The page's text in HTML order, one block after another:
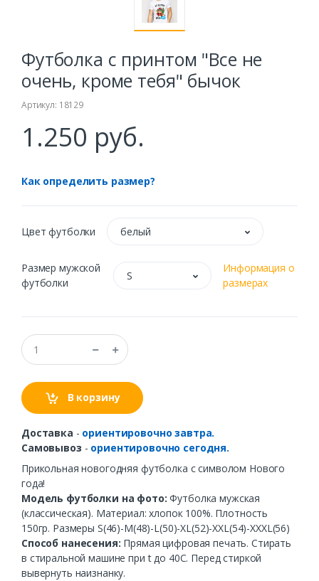
Футболка с принтом "Все не
очень, кроме тебя" бычок
Артикул: 18129
1.250 руб.
Как определить размер?
Цвет футболки белый
Размер мужской
футболки
S
Информация о
размерах
В корзину
Доставка - ориентировочно завтра.
Самовывоз - ориентировочно сегодня.
Прикольная новогодняя футболка с символом Нового
года!
Модель футболки на фото: Футболка мужская
(классическая). Материал: хлопок 100%. Плотность
150гр. Размеры S(46)-M(48)-L(50)-XL(52)-XXL(54)-XXXL(56)
Способ нанесения: Прямая цифровая печать. Стирать
в стиральной машине при t до 40С. Перед стиркой
вывернуть наизнанку.